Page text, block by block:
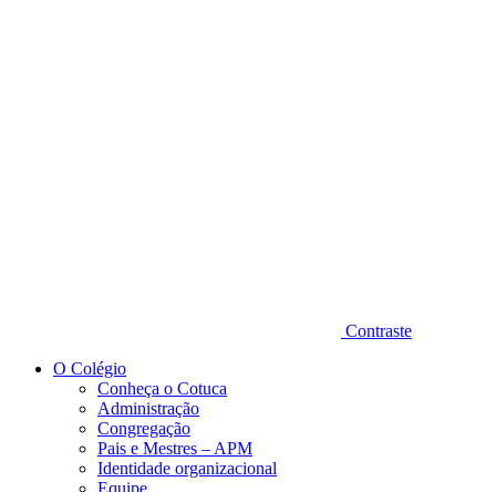
Contraste
O Colégio
Conheça o Cotuca
Administração
Congregação
Pais e Mestres – APM
Identidade organizacional
Equipe